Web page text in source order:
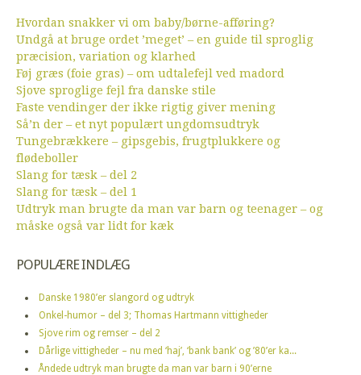
Hvordan snakker vi om baby/børne-afføring?
Undgå at bruge ordet ’meget’ – en guide til sproglig
præcision, variation og klarhed
Føj græs (foie gras) – om udtalefejl ved madord
Sjove sproglige fejl fra danske stile
Faste vendinger der ikke rigtig giver mening
Så’n der – et nyt populært ungdomsudtryk
Tungebrækkere – gipsgebis, frugtplukkere og
flødeboller
Slang for tæsk – del 2
Slang for tæsk – del 1
Udtryk man brugte da man var barn og teenager – og
måske også var lidt for kæk
POPULÆRE INDLÆG
Danske 1980’er slangord og udtryk
Onkel-humor – del 3; Thomas Hartmann vittigheder
Sjove rim og remser – del 2
Dårlige vittigheder – nu med ‘haj’, ‘bank bank’ og ’80’er ka...
Åndede udtryk man brugte da man var barn i 90’erne